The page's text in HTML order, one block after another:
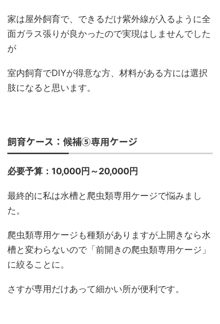
家は屋外飼育で、できるだけ紫外線が入るように全
面ガラス張りが良かったので実現はしませんでした
が
室内飼育でDIYが得意な方、材料がある方には選択
肢になると思います。
飼育ケース：候補⑤専用ケージ
必要予算：10,000円～20,000円
最終的に私は水槽と爬虫類専用ケージで悩みまし
た。
爬虫類専用ケージも種類がありますが上開きなら水
槽と変わらないので「前開きの爬虫類専用ケージ」
に絞ることに。
さすが専用だけあって細かい所が便利です。